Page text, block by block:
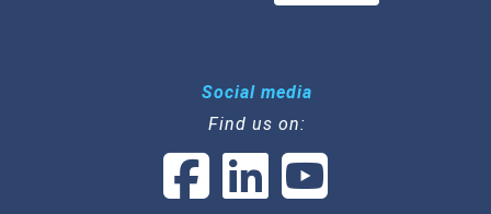
Social media
Find us on: